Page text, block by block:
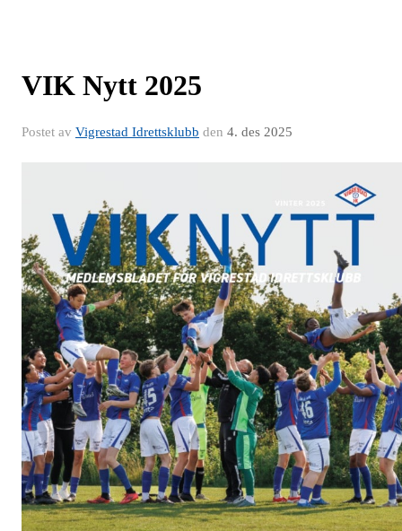
VIK Nytt 2025
Postet av Vigrestad Idrettsklubb den 4. des 2025